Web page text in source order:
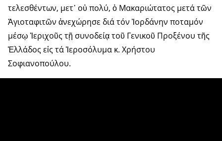
τελεσθέντων, μετ᾽ οὐ πολύ, ὁ Μακαριώτατος μετά τῶν
Ἁγιοταφιτῶν ἀνεχώρησε διά τόν Ἰορδάνην ποταμόν
μέσῳ Ἱεριχοῦς τῇ συνοδείᾳ τοῦ Γενικοῦ Προξένου τῆς
Ἑλλάδος εἰς τά Ἱεροσόλυμα κ. Χρήστου
Σοφιανοπούλου.